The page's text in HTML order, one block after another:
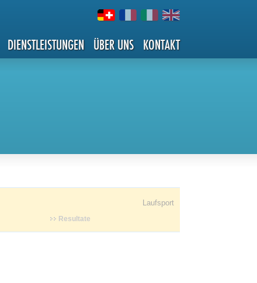
DIENSTLEISTUNGEN ÜBER UNS KONTAKT
Laufsport
Resultate